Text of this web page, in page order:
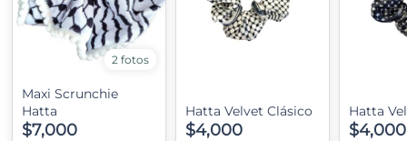
2 fotos
Maxi Scrunchie
Hatta
$7,000
Hatta Velvet Clásico
$4,000
Hatta
$4,000